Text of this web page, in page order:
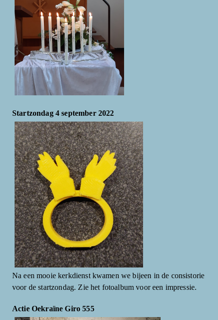
Startzondag 4 september 2022
Na een mooie kerkdienst kwamen we bijeen in de consistorie
voor de startzondag. Zie het fotoalbum voor een impressie.
Actie Oekraïne Giro 555